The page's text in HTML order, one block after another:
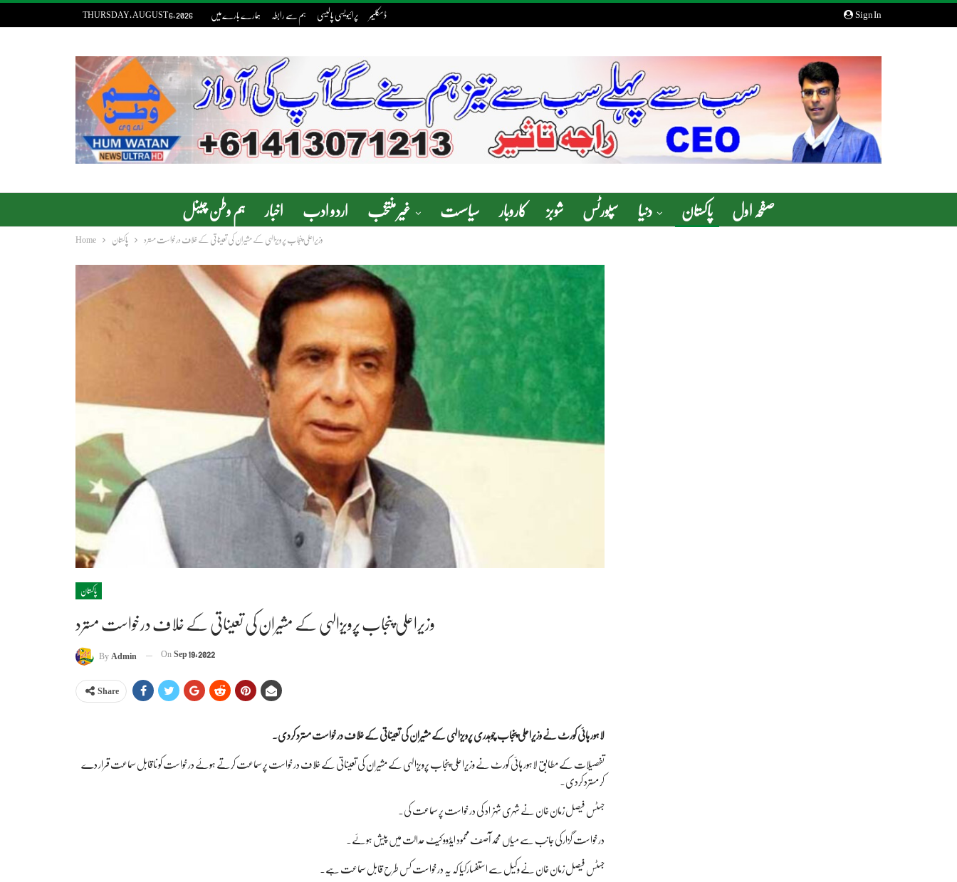
Sign In
THURSDAY, AUGUST 6, 2026 ہمارے بارے میں ہم سے رابطہ پرائیویسی پالیسی ڈسکلیمر
ہم وطن چینل اخبار اردو ادب غیر منتخب سیاسست کاروبار شوبز سپورٹس دنیا پاکستان صفحہ اول
Home پاکستان وزیراعلی پنجاب پرویزالہی کے مشیران کی تعیناتی کے خلاف درخواست مسترد
پاکستان
وزیراعلی پنجاب پرویزالہی کے مشیران کی تعیناتی کے خلاف درخواست مسترد
ByAdmin OnSep 19, 2022
Share
لاہور ہائی کورٹ نے وزیراعلی پنجاب چوہدری پرویزالہی کے مشیران کی تعیناتی کے خلاف درخواست مسترد کردی۔
تفصیلات کے مطابق لاہور ہائی کورٹ نے وزیراعلی پنجاب پرویزالہی کے مشیران کی تعیناتی کے خلاف درخواست پر سماعت کرتے ہوئے درخواست کو ناقابل سماعت قرار دے
کر مسترد کردی۔
جسٹس فیصل زمان خان نے شہری شہزاد کی درخواست پر سماعت کی۔
درخواست گزارکی جانب سے میاں محمد آصف محمود ایڈووکیٹ عدالت میں پیش ہوئے۔
جسٹس فیصل زمان خان نے وکیل سے استفسارکیا کہ یہ درخواست کس طرح قابل سماعت ہے۔